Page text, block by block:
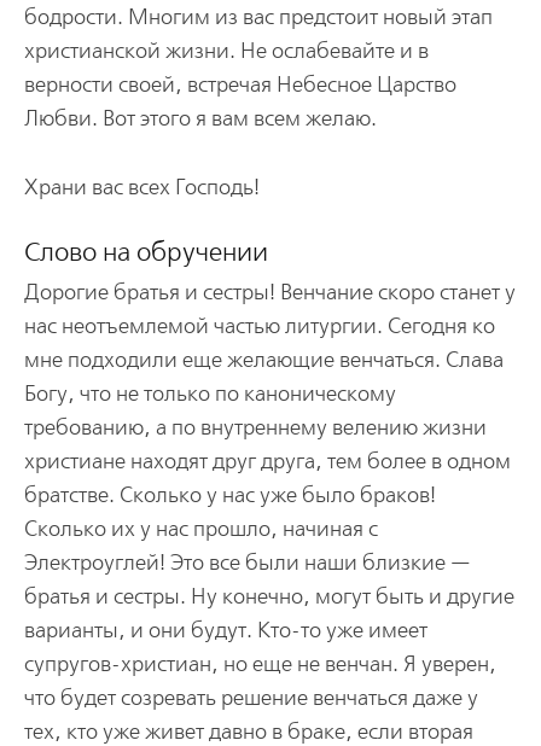
бодрости. Многим из вас предстоит новый этап
христианской жизни. Не ослабевайте и в
верности своей, встречая Небесное Царство
Любви. Вот этого я вам всем желаю.
Храни вас всех Господь!
Слово на обручении
Дорогие братья и сестры! Венчание скоро станет у
нас неотъемлемой частью литургии. Сегодня ко
мне подходили еще желающие венчаться. Слава
Богу, что не только по каноническому
требованию, а по внутреннему велению жизни
христиане находят друг друга, тем более в одном
братстве. Сколько у нас уже было браков!
Сколько их у нас прошло, начиная с
Электроуглей! Это все были наши близкие —
братья и сестры. Ну конечно, могут быть и другие
варианты, и они будут. Кто-то уже имеет
супругов-христиан, но еще не венчан. Я уверен,
что будет созревать решение венчаться даже у
тех, кто уже живет давно в браке, если вторая